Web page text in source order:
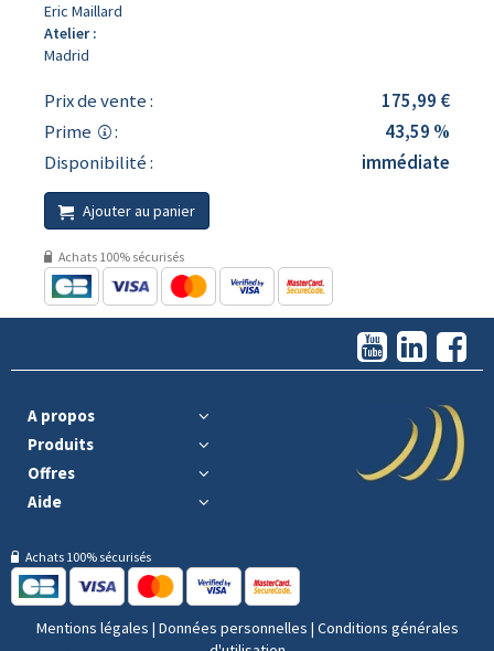
Eric Maillard
Atelier :
Madrid
Prix de vente :
175,99 €
Prime
:
43,59 %
Disponibilité :
immédiate
Ajouter au panier
Achats 100% sécurisés
A propos
Produits
Offres
Aide
Achats 100% sécurisés
Mentions légales | Données personnelles | Conditions générales